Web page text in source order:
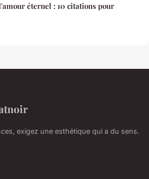
éternel : 10 citations pour
exigez une esthétique qui a du sens.